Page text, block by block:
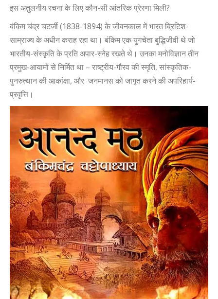
इस अतुलनीय रचना के लिए कौन-सी आंतरिक प्रेरणा मिली?
बंकिम चंद्र चटर्जी (1838-1894) के जीवनकाल में भारत ब्रिटिश-
साम्राज्य के अधीन कराह रहा था। बंकिम एक युगचेता बुद्धिजीवी थे जो
भारतीय-संस्कृति के प्रति अपार-स्नेह रखते थे। उनका मनोविज्ञान तीन
प्रमुख-आयामों से निर्मित था – राष्ट्रीय-गौरव की स्मृति, सांस्कृतिक-
पुनरुत्थान की आकांक्षा, और जनमानस को जागृत करने की अपरिहार्य-
प्रवृत्ति।